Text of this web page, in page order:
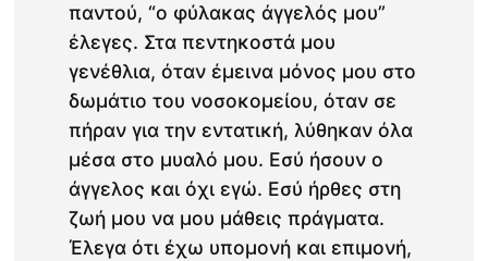
παντού, “ο φύλακας άγγελός μου”
έλεγες. Στα πεντηκοστά μου
γενέθλια, όταν έμεινα μόνος μου στο
δωμάτιο του νοσοκομείου, όταν σε
πήραν για την εντατική, λύθηκαν όλα
μέσα στο μυαλό μου. Εσύ ήσουν ο
άγγελος και όχι εγώ. Εσύ ήρθες στη
ζωή μου να μου μάθεις πράγματα.
Έλεγα ότι έχω υπομονή και επιμονή,